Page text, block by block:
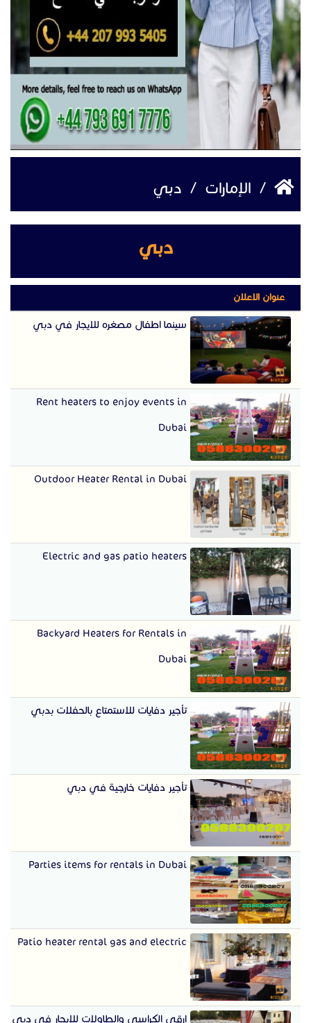
/ الإمارات / دبي
دبي
عنوان الاعلان
سينما اطفال مصغره للايجار في دبي
Rent heaters to enjoy events in
Dubai
Outdoor Heater Rental in Dubai
Electric and gas patio heaters
Backyard Heaters for Rentals in
Dubai
تأجير دفايات للاستمتاع بالحفلات بدبي
تأجير دفايات خارجية في دبي
Parties items for rentals in Dubai
Patio heater rental gas and electric
ارقى الكراسي والطاولات للايجار في دبي